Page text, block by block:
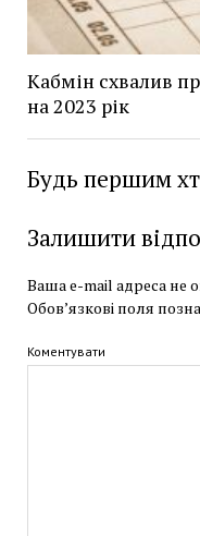
Кабмін схвалив
на 2023 рік
Будь першим
Залишити
Ваша e-mail адреса не
Обов’язкові поля
Коментувати